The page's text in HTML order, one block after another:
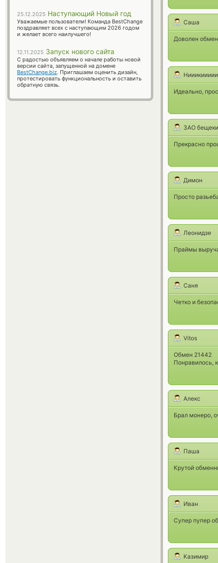
Саша
Доволен
Идеально,
ЗАО бещеки
Прекрасно
Димон
Просто
Леонидзе
Праймы
Саня
Четко и
Vitos
Обмен 21442
Понравилось,
Алекс
Брал монеро,
Паша
Крутой
Иван
Супер пупер
Казимир
25.12.2025 Наступающий Новый год
Уважаемые пользователи! Команда BestChange
поздравляет всех с наступающим 2026 годом
и желает всего наилучшего!
12.11.2025 Запуск нового сайта
С радостью объявляем о начале работы новой
версии сайта, запущенной на домене
BestChange.biz. Приглашаем оценить дизайн,
протестировать функциональность и оставить
обратную связь.